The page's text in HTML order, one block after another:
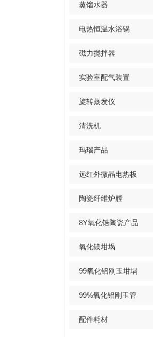
蒸馏水器
电热恒温水浴锅
磁力搅拌器
实验室配气装置
旋转蒸发仪
清洗机
玛瑙产品
远红外微晶电热板
陶瓷纤维炉膛
8Y氧化锆陶瓷产品
氧化镁坩埚
99氧化铝刚玉坩埚
99%氧化铝刚玉管
配件耗材